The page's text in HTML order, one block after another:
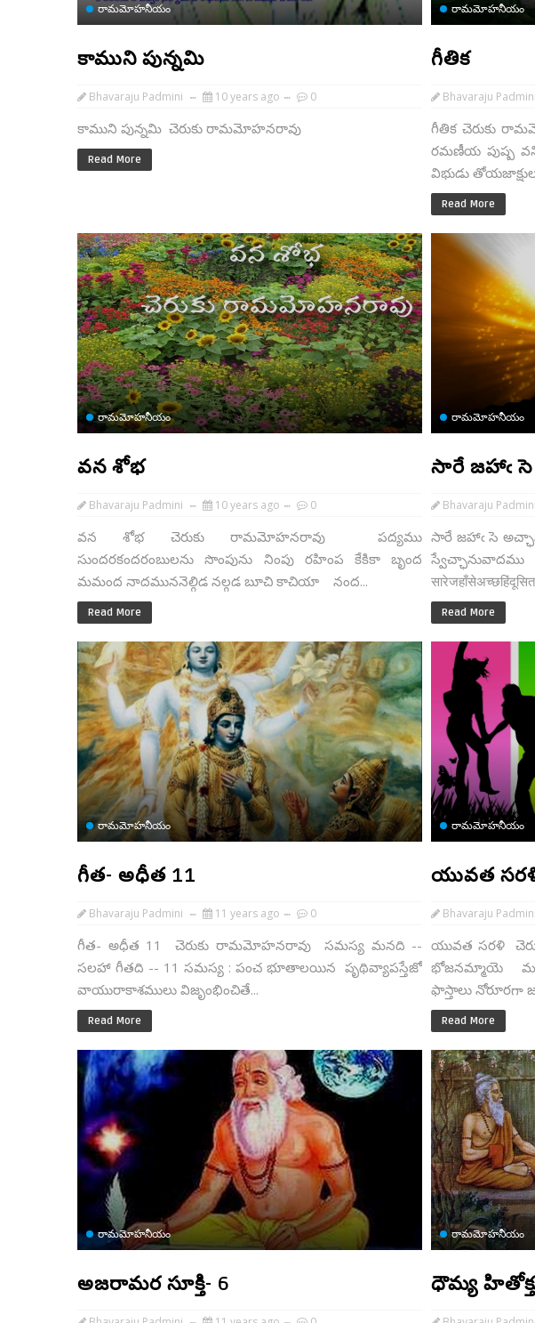
రామమోహనీయం
కాముని పున్నమి
Bhavaraju Padmini 10 years ago 0
కాముని పున్నమి చెరుకు రామమోహనరావు
Read More
రామమోహనీయం
గీతిక
Bhavaraju Padmini
గీతిక చెరుకు
రమణీయ పుష్ప
విభుడు
Read More
రామమోహనీయం
వన శోభ
Bhavaraju Padmini 10 years ago 0
వన శోభ చెరుకు రామమోహనరావు పద్యము
సుందరకందరంబులను సొంపును నింపు రహింప కేకికా బృంద
మమంద నాదముననెల్గిడ నల్గడ బూచి కాచియా నంద...
Read More
రామమోహనీయం
సారే జహాఁ సె
Bhavaraju Padmini
సారే జహాఁ సె
Read More
రామమోహనీయం
గీత- అధీత 11
Bhavaraju Padmini 11 years ago 0
గీత- అధీత 11 చెరుకు రామమోహనరావు సమస్య మనది --
సలహా గీతది -- 11 సమస్య : పంచ భూతాలయిన పృథివ్యాపస్తేజో
వాయురాకాశములు విజృంభించితే...
Read More
రామమోహనీయం
యువత
Bhavaraju Padmini
యువత సరళి
భోజనమ్మాయె
ఫాస్తాలు నోరూరగా
Read More
రామమోహనీయం
అజరామర సూక్తి- 6
రామమోహనీయం
ధౌమ్య